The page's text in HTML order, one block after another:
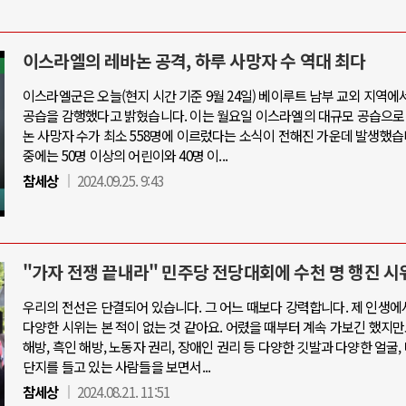
이스라엘의 레바논 공격, 하루 사망자 수 역대 최다
이스라엘군은 오늘(현지 시간 기준 9월 24일) 베이루트 남부 교외 지역에
공습을 감행했다고 밝혔습니다. 이는 월요일 이스라엘의 대규모 공습으
논 사망자 수가 최소 558명에 이르렀다는 소식이 전해진 가운데 발생했
중에는 50명 이상의 어린이와 40명 이...
참세상
2024.09.25. 9:43
"가자 전쟁 끝내라" 민주당 전당대회에 수천 명 행진 시
우리의 전선은 단결되어 있습니다. 그 어느 때보다 강력합니다. 제 인생
다양한 시위는 본 적이 없는 것 같아요. 어렸을 때부터 계속 가보긴 했지
해방, 흑인 해방, 노동자 권리, 장애인 권리 등 다양한 깃발과 다양한 얼굴,
단지를 들고 있는 사람들을 보면서...
참세상
2024.08.21. 11:51